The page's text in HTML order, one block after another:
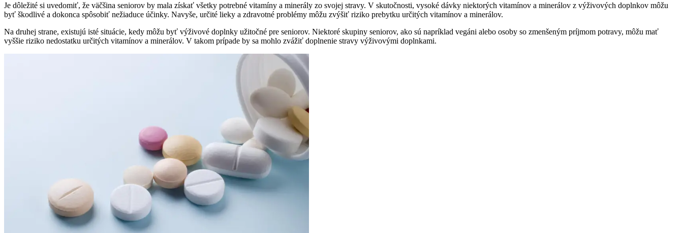
Je dôležité si uvedomiť, že väčšina seniorov by mala získať všetky potrebné vitamíny a minerály zo svojej stravy. V skutočnosti, vysoké dávky niektorých vitamínov a minerálov z výživových doplnkov môžu
byť škodlivé a dokonca spôsobiť nežiaduce účinky. Navyše, určité lieky a zdravotné problémy môžu zvýšiť riziko prebytku určitých vitamínov a minerálov.
Na druhej strane, existujú isté situácie, kedy môžu byť výživové doplnky užitočné pre seniorov. Niektoré skupiny seniorov, ako sú napríklad vegáni alebo osoby so zmenšeným príjmom potravy, môžu mať
vyššie riziko nedostatku určitých vitamínov a minerálov. V takom prípade by sa mohlo zvážiť doplnenie stravy výživovými doplnkami.